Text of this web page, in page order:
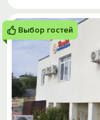
Выбор гостей